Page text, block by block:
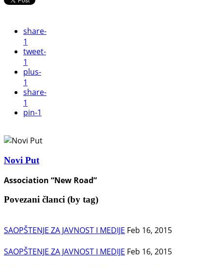
share-
1
tweet-
1
plus-
1
share-
1
pin-1
Novi Put
Association “New Road”
Povezani članci (by tag)
SAOPŠTENJE ZA JAVNOST I MEDIJE Feb 16, 2015
SAOPŠTENJE ZA JAVNOST I MEDIJE Feb 16, 2015